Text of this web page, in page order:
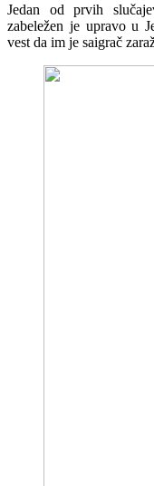
Jedan od prvih
zabeležen je upravo u
vest da im je saigrač